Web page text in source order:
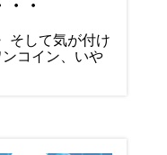
・
そして気が付け
コイン、いや